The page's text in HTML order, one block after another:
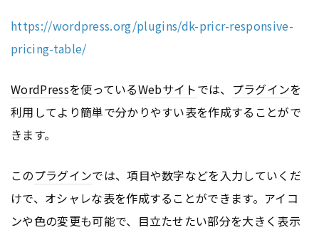
https://wordpress.org/plugins/dk-pricr-responsive-
pricing-table/
WordPressを使っているWebサイトでは、 プラグインを
利用してより簡単で分かりやすい表を作成することがで
きます。
このプラグインでは、項目や数字などを入力していくだ
けで、オシャレな表を作成することができます。アイコ
ンや色の変更も可能で、目立たせたい部分を大きく表示